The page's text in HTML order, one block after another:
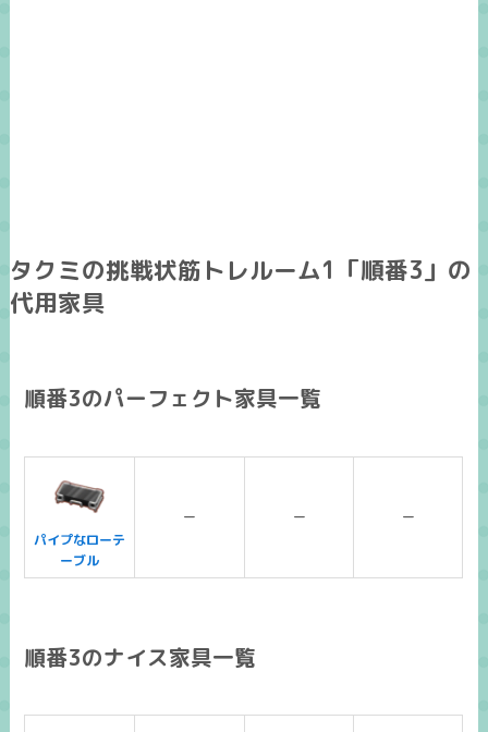
タクミの挑戦状筋トレルーム1「順番3」の
代用家具
順番3のパーフェクト家具一覧
パイプなローテ
ーブル
ー ー ー
順番3のナイス家具一覧